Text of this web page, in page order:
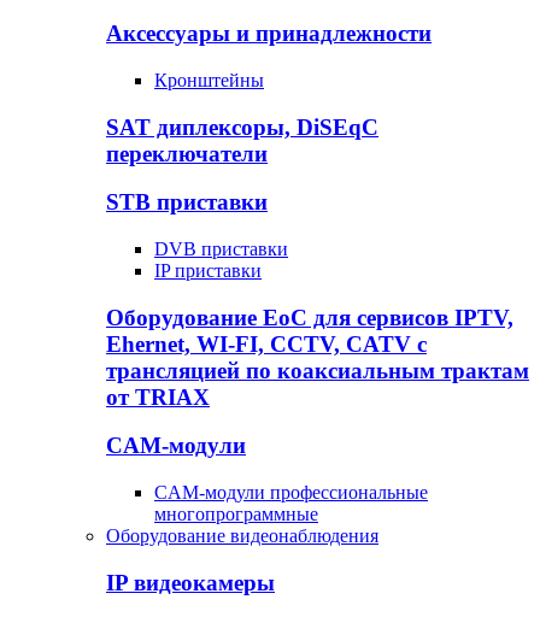
Аксессуары и принадлежности
Кронштейны
SAT диплексоры, DiSEqC
переключатели
STB приставки
DVB приставки
IP приставки
Оборудование EoC для сервисов IPTV,
Ehernet, WI-FI, CCTV, CATV c
трансляцией по коаксиальным трактам
от TRIAX
CAM-модули
CAM-модули профессиональные
многопрограммные
Оборудование видеонаблюдения
IP видеокамеры